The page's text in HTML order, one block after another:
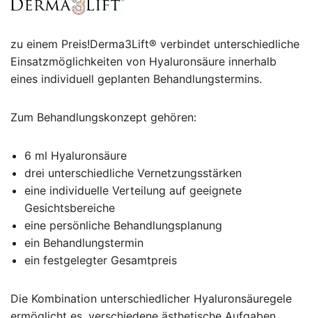
zu einem Preis!Derma3Lift® verbindet unterschiedliche
Einsatzmöglichkeiten von Hyaluronsäure innerhalb
eines individuell geplanten Behandlungstermins.
Zum Behandlungskonzept gehören:
6 ml Hyaluronsäure
drei unterschiedliche Vernetzungsstärken
eine individuelle Verteilung auf geeignete
Gesichtsbereiche
eine persönliche Behandlungsplanung
ein Behandlungstermin
ein festgelegter Gesamtpreis
Die Kombination unterschiedlicher Hyaluronsäuregele